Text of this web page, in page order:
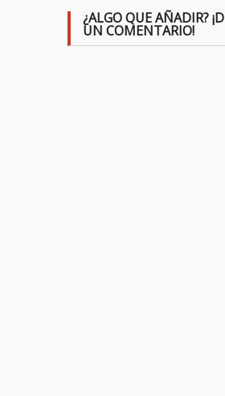
¿ALGO QUE AÑADIR?
UN COMENTARIO!